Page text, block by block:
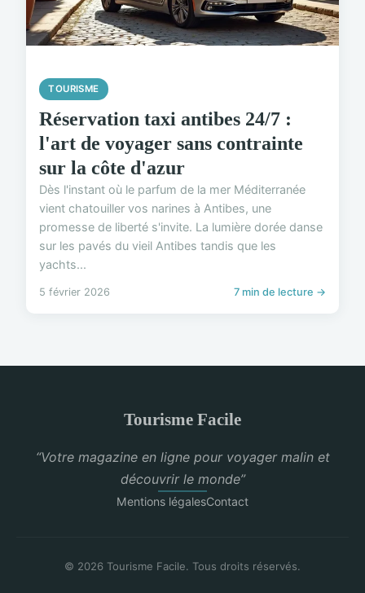
TOURISME
Réservation taxi antibes 24/7 :
l'art de voyager sans contrainte
sur la côte d'azur
Dès l'instant où le parfum de la mer Méditerranée
vient chatouiller vos narines à Antibes, une
promesse de liberté s'invite. La lumière dorée danse
sur les pavés du vieil Antibes tandis que les
yachts...
5 février 2026 7 min de lecture →
Tourisme Facile
“Votre magazine en ligne pour voyager malin et
découvrir le monde”
Mentions légalesContact
© 2026 Tourisme Facile. Tous droits réservés.